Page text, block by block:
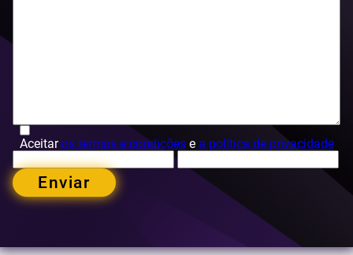
Aceitaros termos e condiçõese a política de privacidade
Enviar